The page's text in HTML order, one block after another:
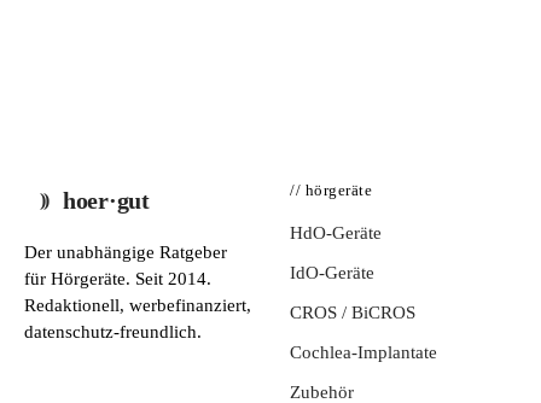
hoer·gut
Der unabhängige Ratgeber
für Hörgeräte. Seit 2014.
Redaktionell, werbefinanziert,
datenschutz-freundlich.
// hörgeräte
HdO-Geräte
IdO-Geräte
CROS / BiCROS
Cochlea-Implantate
Zubehör